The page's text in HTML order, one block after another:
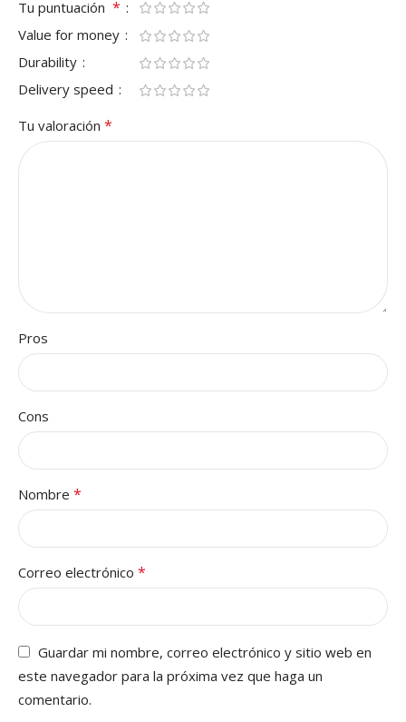
Tu puntuación *
Value for money
Durability
Delivery speed
Tu valoración *
Pros
Cons
Nombre *
Correo electrónico *
Guardar mi nombre, correo electrónico y sitio web en
este navegador para la próxima vez que haga un
comentario.